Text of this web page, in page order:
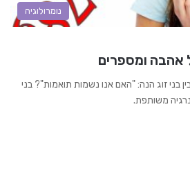
נומרולוגיה
אהבה ומספרים
בני זוג הנה: "האם אנו נשמות תואמות"? בני
משותפת.